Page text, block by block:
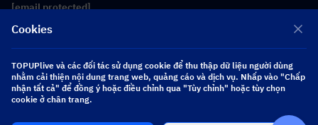
[email protected]
Theo dõi chúng tôi
Copyright 2026 SEA WHALE TECHNOLOGY PTE.LTD. All Rights Reserved.
Cookies
TOPUPlive và các đối tác sử dụng cookie để thu thập dữ liệu người dùng
nhằm cải thiện nội dung trang web, quảng cáo và dịch vụ. Nhấp vào "Chấp
nhận tất cả" để đồng ý hoặc điều chỉnh qua "Tùy chỉnh" hoặc tùy chọn
cookie ở chân trang.